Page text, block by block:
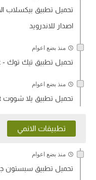
اصدار للاندرويد
منذ بضع اعوام
تحميل تطبيق تيك توك - TikTokمجانآ اخر اصدارللاندرويد
منذ بضع اعوام
تحميل تطبيق يلا شووت Yalla Shoot مجاناً اخر اصدار للاندرويد
تطبيقات الانمي
منذ بضع اعوام